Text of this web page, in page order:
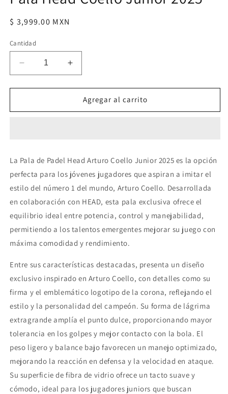
Precio
$ 3,999.00 MXN
Cantidad
Reducir
cantidad
para
Head
Aumentar
cantidad
para
Pala
Head
Agregar al carrito
La Pala de Padel Head Arturo Coello Junior 2025 es la opción
perfecta para los jóvenes jugadores que aspiran a imitar el
estilo del número 1 del mundo, Arturo Coello. Desarrollada
en colaboración con HEAD, esta pala exclusiva ofrece el
equilibrio ideal entre potencia, control y manejabilidad,
permitiendo a los talentos emergentes mejorar su juego con
máxima comodidad y rendimiento.
Entre sus características destacadas, presenta un diseño
exclusivo inspirado en Arturo Coello, con detalles como su
firma y el emblemático logotipo de la corona, reflejando el
estilo y la personalidad del campeón. Su forma de lágrima
extragrande amplía el punto dulce, proporcionando mayor
tolerancia en los golpes y mejor contacto con la bola. El
peso ligero y balance bajo favorecen un manejo optimizado,
mejorando la reacción en defensa y la velocidad en ataque.
Su superficie de fibra de vidrio ofrece un tacto suave y
cómodo, ideal para los jugadores juniors que buscan